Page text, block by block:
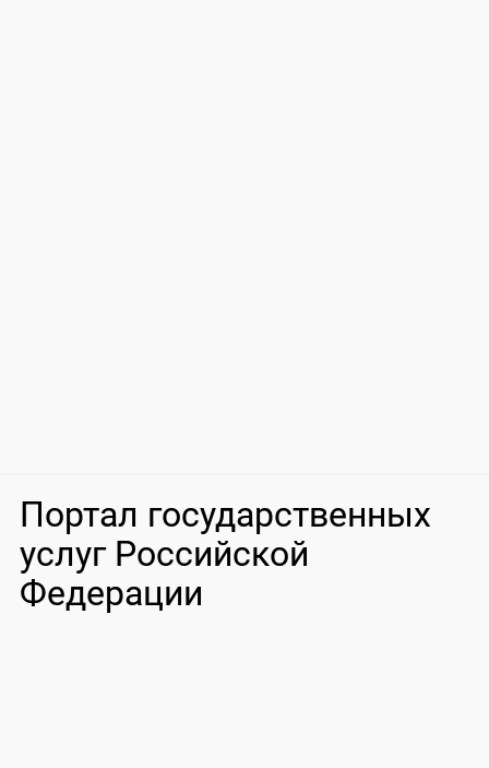
Портал государственных
услуг Российской
Федерации